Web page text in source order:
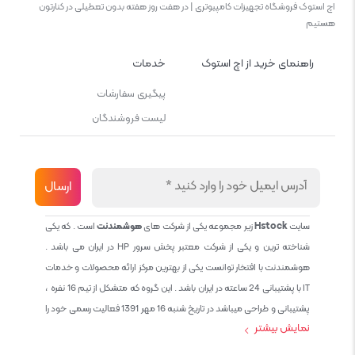
اچ استوک فروشگاه تجهیزات کامپیوتری | در هفت روز هفته بدون تعطیلی در کنارتون
هستیم
راهنمای خرید از اچ استوک خدمات
پیگیری سفارشات
لیست فروشندگان
سایتHstockزیر مجموعه یکی از شرکت هایهوشمندنتاست . که یکی
شناخته ترین و یکی از شرکت معتبر پخش سرور HP در ایران می باشد .
هوشمندنت با افتخار توانست یکی از بهترین مرکز ارائه محصولات و خدمات
IT با پشتیبانی 24 ساعته در ایران باشد . این گروه که متشکل از تیم 16 نفره ،
پشتیبانی و طراحی میباشد در تاریخ شنبه 16 مهر 1391 فعالیت رسمی خود را
نمایش بیشتر